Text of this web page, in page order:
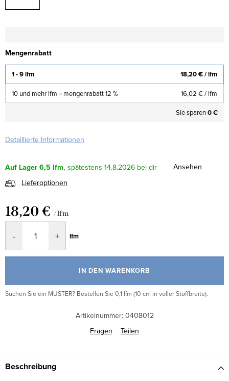
Mengenrabatt
1 - 9 lfm 18,20 €/ lfm
10 und mehr lfm = mengenrabatt 12 % 16,02 €/ lfm
Sie sparen0 €
Detaillierte Informationen
Auf Lager 6,5 lfm 14.8.2026
Ansehen
Lieferoptionen
18,20 € / lfm
lfm
IN DEN WARENKORB
Suchen Sie ein MUSTER? Bestellen Sie 0,1 lfm (10 cm in voller Stoffbreite).
Artikelnummer: 0408012
Fragen
Teilen
Beschreibung